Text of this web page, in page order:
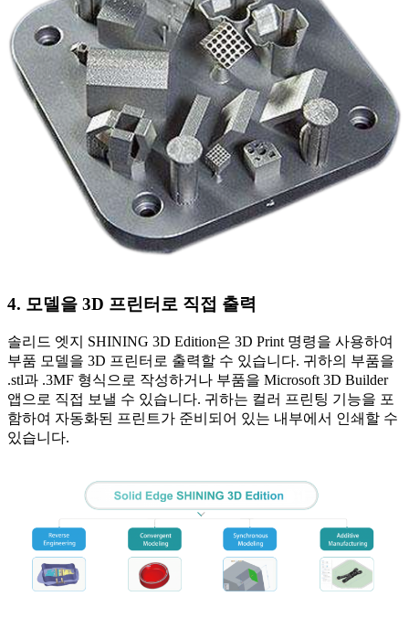
4. 모델을 3D 프린터로 직접 출력
솔리드 엣지 SHINING 3D Edition은 3D Print 명령을 사용하여
부품 모델을 3D 프린터로 출력할 수 있습니다. 귀하의 부품을
.stl과 .3MF 형식으로 작성하거나 부품을 Microsoft 3D Builder
앱으로 직접 보낼 수 있습니다. 귀하는 컬러 프린팅 기능을 포
함하여 자동화된 프린트가 준비되어 있는 내부에서 인쇄할 수
있습니다.